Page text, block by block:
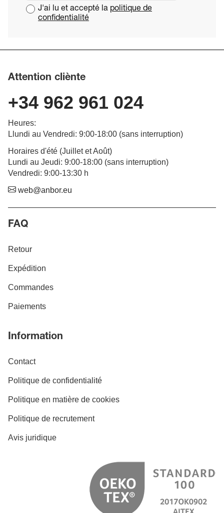
J'ai lu et accepté la politique de
confidentialité
Attention cliènte
+34 962 961 024
Heures:
Llundi au Vendredi: 9:00-18:00 (sans interruption)
Horaires d'été (Juillet et Août)
Lundi au Jeudi: 9:00-18:00 (sans interruption)
Vendredi: 9:00-13:30 h
web@anbor.eu
FAQ
Retour
Expédition
Commandes
Paiements
Information
Contact
Politique de confidentialité
Politique en matière de cookies
Politique de recrutement
Avis juridique